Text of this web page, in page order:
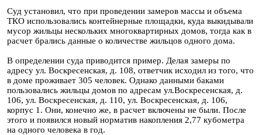
Суд установил, что при проведении замеров массы и объема
ТКО использовались контейнерные площадки, куда выкидывали
мусор жильцы нескольких многоквартирных домов, тогда как в
расчет брались данные о количестве жильцов одного дома.
В определении суда приводится пример. Делая замеры по
адресу ул. Воскресенская, д. 108, ответчик исходил из того, что
в доме проживает 305 человек. Однако данными баками
пользовались жильцы домов по адресам ул.Воскресенская, д.
106, ул. Воскресенская, д. 110, ул. Воскресенская, д. 106,
корпус 1. Они, конечно же, в расчет включены не были. После
этого и появился новый норматив накопления 2,77 кубометра
на одного человека в год.